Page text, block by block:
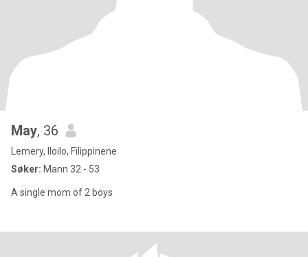
May, 36
Lemery, Iloilo, Filippinene
Søker: Mann 32 - 53
A single mom of 2 boys